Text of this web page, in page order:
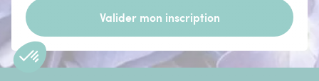
Valider mon inscription